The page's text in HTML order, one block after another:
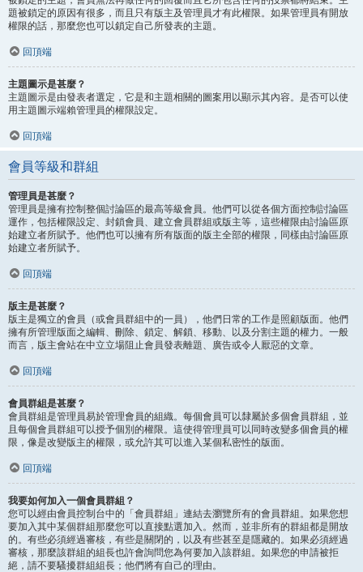
題被鎖定的原因有很多，而且只有版主及管理員才有此權限。如果管理員有開放
權限的話，那麼您也可以鎖定自己所發表的主題。
回頂端
主題圖示是甚麼？
主題圖示是由發表者選定，它是和主題相關的圖案用以顯示其內容。是否可以使
用主題圖示端賴管理員的權限設定。
回頂端
會員等級和群組
管理員是甚麼？
管理員是擁有控制整個討論區的最高等級會員。他們可以從各個方面控制討論區
運作，包括權限設定、封鎖會員、建立會員群組或版主等，這些權限由討論區原
始建立者所賦予。他們也可以擁有所有版面的版主全部的權限，同樣由討論區原
始建立者所賦予。
回頂端
版主是甚麼？
版主是獨立的會員（或會員群組中的一員），他們日常的工作是照顧版面。他們
擁有所管理版面之編輯、刪除、鎖定、解鎖、移動、以及分割主題的權力。一般
而言，版主會站在中立立場阻止會員發表離題、廣告或令人厭惡的文章。
回頂端
會員群組是甚麼？
會員群組是管理員易於管理會員的組織。每個會員可以隸屬於多個會員群組，並
且每個會員群組可以授予個別的權限。這使得管理員可以同時改變多個會員的權
限，像是改變版主的權限，或允許其可以進入某個私密性的版面。
回頂端
我要如何加入一個會員群組？
您可以經由會員控制台中的「會員群組」連結去瀏覽所有的會員群組。如果您想
要加入其中某個群組那麼您可以直接點選加入。然而，並非所有的群組都是開放
的。有些必須經過審核，有些是關閉的，以及有些甚至是隱藏的。如果必須經過
審核，那麼該群組的組長也許會詢問您為何要加入該群組。如果您的申請被拒
絕，請不要騷擾群組組長；他們將有自己的理由。